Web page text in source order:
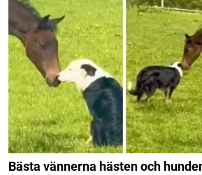
Bästa vännerna hästen och